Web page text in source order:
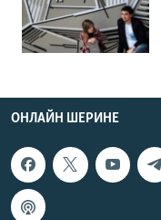
ОНЛАЙН ШЕРИНЕ